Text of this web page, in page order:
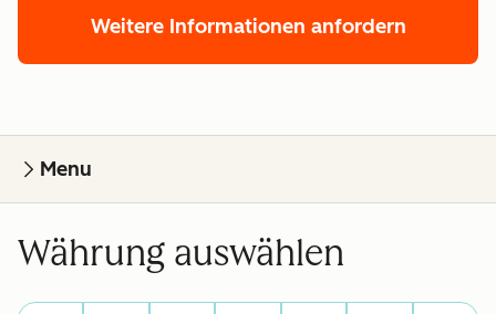
Weitere Informationen anfordern
Menu
Währung auswählen